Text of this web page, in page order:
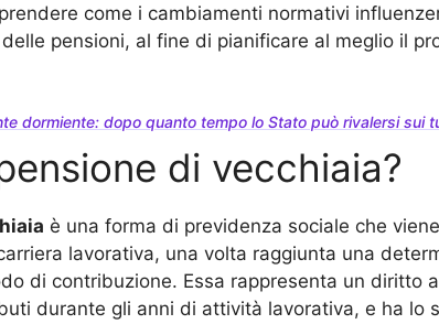
come i cambiamenti normativi
pensioni, al fine di pianificare al meglio il
dormiente: dopo quanto tempo lo Stato può rivalersi sui
di vecchiaia?
è una forma di previdenza sociale che
lavorativa, una volta raggiunta una
di contribuzione. Essa rappresenta un diritto
durante gli anni di attività lavorativa, e ha lo